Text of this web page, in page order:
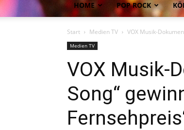
HOME POP ROCK
Start Medien TV VOX Musik-
Medien TV
VOX Musik-
Song“